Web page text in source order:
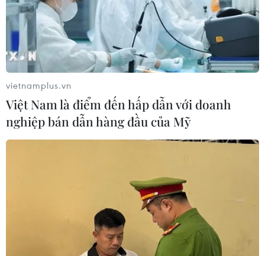
vietnamplus.vn
Việt Nam là điểm đến hấp dẫn với doanh
nghiệp bán dẫn hàng đầu của Mỹ